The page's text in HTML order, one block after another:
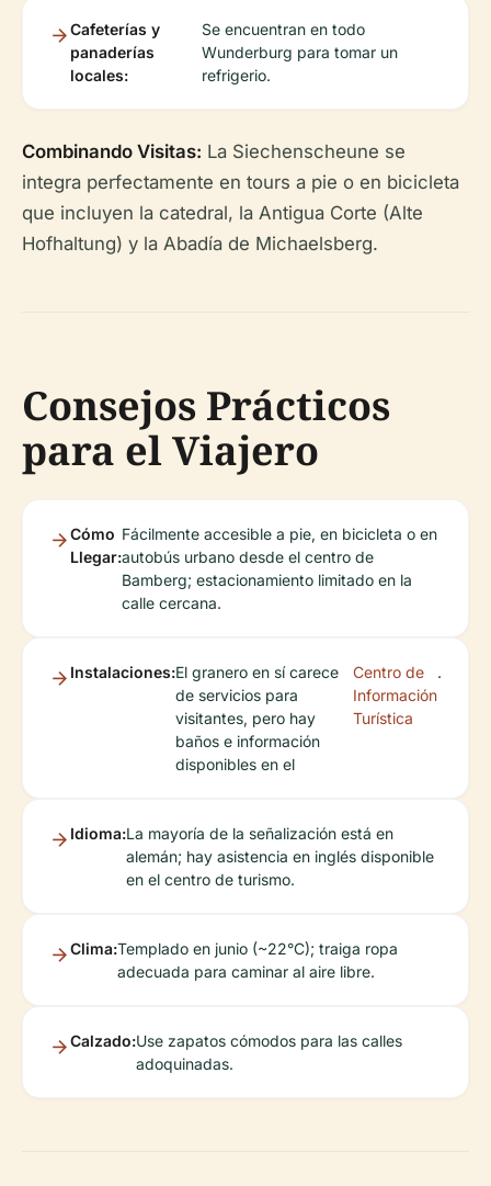
Cafeterías y
panaderías
locales:
Se encuentran en todo
Wunderburg para tomar un
refrigerio.
Combinando Visitas: La Siechenscheune se
integra perfectamente en tours a pie o en bicicleta
que incluyen la catedral, la Antigua Corte (Alte
Hofhaltung) y la Abadía de Michaelsberg.
Consejos Prácticos
para el Viajero
Cómo
Llegar:
Fácilmente accesible a pie, en bicicleta o en
autobús urbano desde el centro de
Bamberg; estacionamiento limitado en la
calle cercana.
Instalaciones:El granero en sí carece
de servicios para
visitantes, pero hay
baños e información
disponibles en el
Centro de
Información
Turística
.
Idioma:La mayoría de la señalización está en
alemán; hay asistencia en inglés disponible
en el centro de turismo.
Clima:Templado en junio (~22°C); traiga ropa
adecuada para caminar al aire libre.
Calzado:Use zapatos cómodos para las calles
adoquinadas.